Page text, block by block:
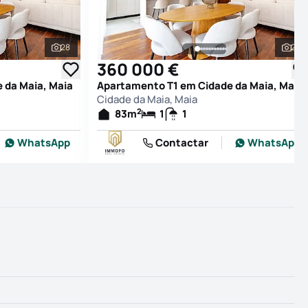
Ver todas as fotografias
28
Maia, Maia
WhatsApp
28
360 000 €
Apartamento T1 em Cidade da Maia, Maia
Cidade da Maia, Maia
83m2 1
1
Contactar
WhatsApp